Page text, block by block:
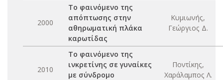
2000
Το φαινόμενο της
απόπτωσης στην
αθηρωματική πλάκα
καρωτίδας
Κυμιωνής,
Γεώργιος Δ.
2010
Το φαινόμενο της
ινκρετίνης σε γυναίκες
με σύνδρομο
Ποντίκης,
Χαράλαμπος Λ.